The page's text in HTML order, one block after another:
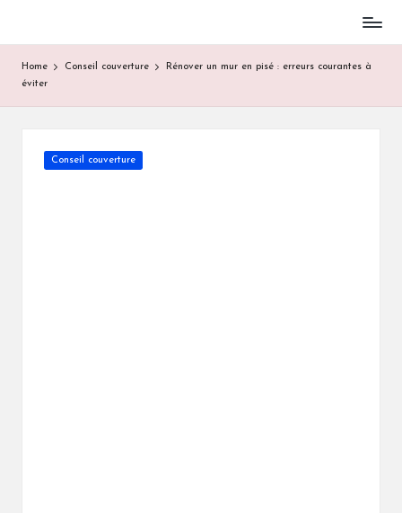
content
Home Conseil couverture
Rénover un mur en pisé : erreurs courantes à
éviter
Posted
Conseil couverture